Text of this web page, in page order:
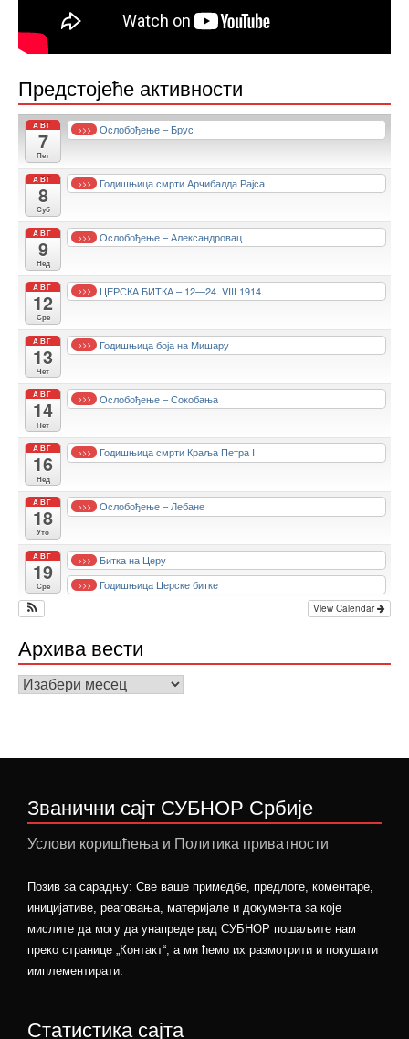
Предстојеће активности
АВГ
7
Пет
>>> Ослобођење – Брус
АВГ
8
Суб
>>> Годишњица смрти Арчибалда Рајса
АВГ
9
Нед
>>> Ослобођење – Александровац
АВГ
12
Сре
>>> ЦЕРСКА БИТКА – 12—24. VIII 1914.
АВГ
13
Чет
>>> Годишњица боја на Мишару
АВГ
14
Пет
>>> Ослобођење – Сокобања
АВГ
16
Нед
>>> Годишњица смрти Краља Петра I
АВГ
18
Уто
>>> Ослобођење – Лебане
АВГ
19
Сре
>>> Битка на Церу
>>> Годишњица Церске битке
View Calendar
Архива вести
Архива
Званични сајт СУБНОР Србије
Услови коришћења и Политика приватности
Позив за сарадњу: Све ваше примедбе, предлоге, коментаре,
иницијативе, реаговања, материјале и документа за које
мислите да могу да унапреде рад СУБНОР пошаљите нам
преко странице „Контакт“, а ми ћемо их размотрити и покушати
имплементирати.
Статистика сајта